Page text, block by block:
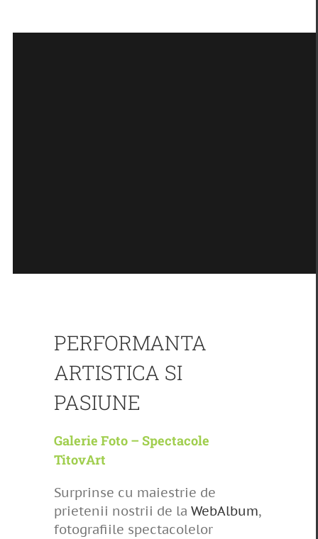
PERFORMANTA
ARTISTICA SI
PASIUNE
Galerie Foto – Spectacole
TitovArt
Surprinse cu maiestrie de
prietenii nostrii de laWebAlbum,
fotografiile spectacolelor